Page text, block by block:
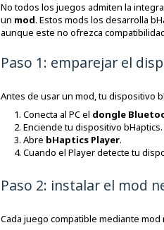
No todos los juegos admiten la
un mod. Estos mods los desarrolla
aunque este no ofrezca
Paso 1: emparejar el
Antes de usar un mod, tu dispositivo
Conecta al PC el dongle
Enciende tu dispositivo bHaptics.
Abre bHaptics Player.
Cuando el Player detecte tu
Paso 2: instalar el mod
Cada juego compatible mediante mod